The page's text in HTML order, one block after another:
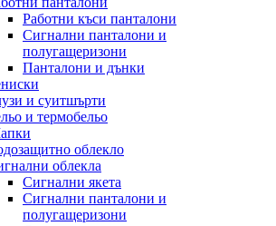
Работни къси панталони
Сигнални панталони и
полугащеризони
Панталони и дънки
и суитшърти
и термобельо
облекло
облекла
Сигнални якета
Сигнални панталони и
полугащеризони